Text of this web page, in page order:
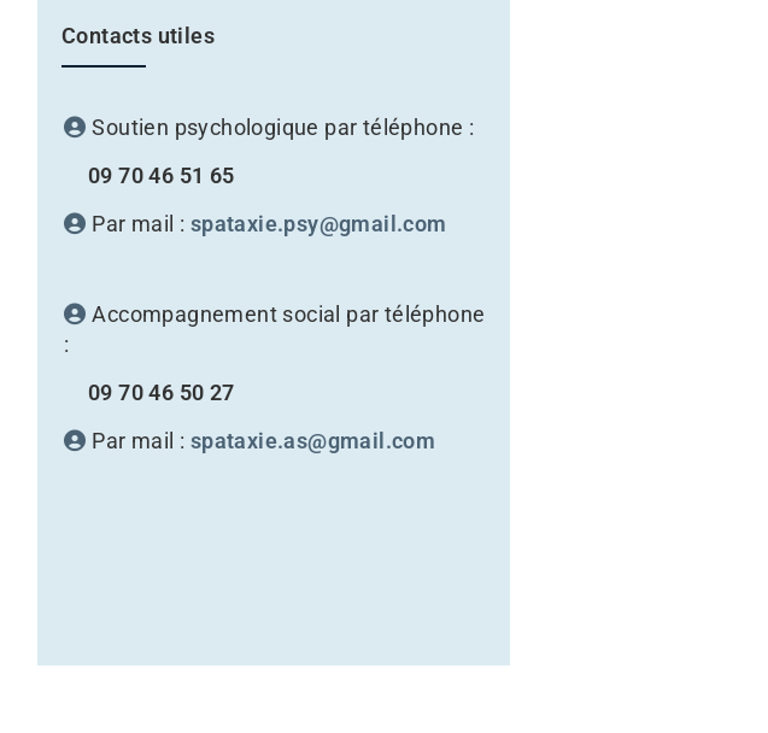
Contacts utiles
Soutien psychologique par téléphone :
09 70 46 51 65
Par mail : spataxie.psy@gmail.com
Accompagnement social par téléphone
:
09 70 46 50 27
Par mail : spataxie.as@gmail.com